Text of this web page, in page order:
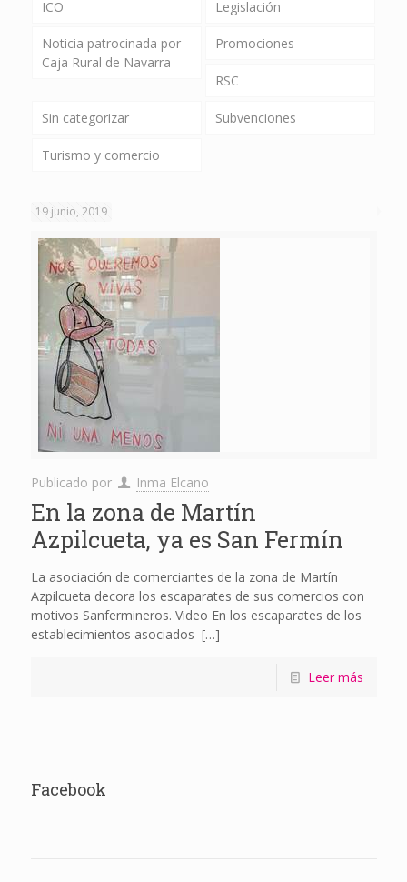
ICO Legislación
Noticia patrocinada por
Caja Rural de Navarra
Promociones
RSC
Sin categorizar Subvenciones
Turismo y comercio
19 junio, 2019
Publicado por Inma Elcano
En la zona de Martín
Azpilcueta, ya es San Fermín
La asociación de comerciantes de la zona de Martín
Azpilcueta decora los escaparates de sus comercios con
motivos Sanfermineros. Video En los escaparates de los
establecimientos asociados […]
Leer más
Facebook